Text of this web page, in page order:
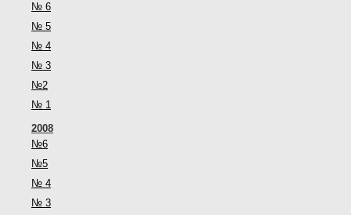
№ 6
№ 5
№ 4
№ 3
№2
№ 1
2008
№6
№5
№ 4
№ 3